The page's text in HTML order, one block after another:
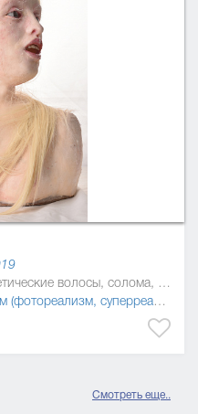
44 x 21 x 18 см, картон, синтетические волосы, солома, силикон, смола
суперреализм)
Смотреть еще..